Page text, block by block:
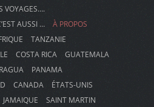
VOYAGES….
AUSSI …
À PROPOS
TANZANIE
COSTA RICA
GUATEMALA
PANAMA
CANADA
ÉTATS-UNIS
JAMAIQUE SAINT MARTIN